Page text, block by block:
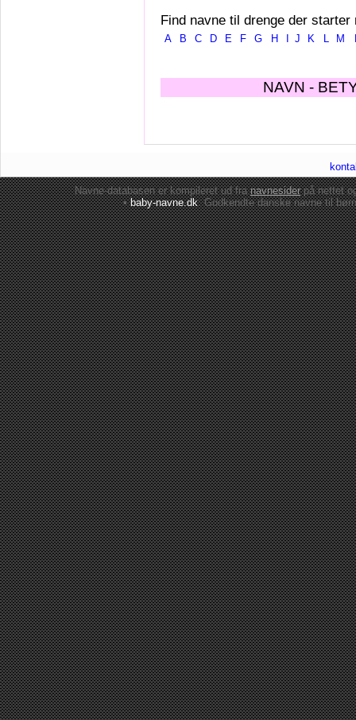
Find navne til drenge der starter
A B C D E F G H J K L M
NAVN -
Navne-databasen er kompileret ud franavnesiderpå nettet
•baby-navne.dk: Godkendte danskenavne til børn